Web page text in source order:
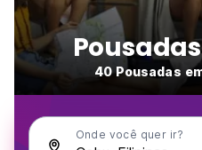
40 Pousadas
Onde você quer ir?